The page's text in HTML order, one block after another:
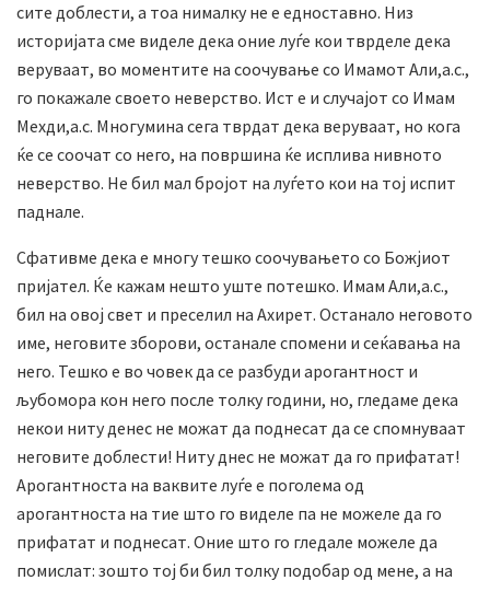
сите доблести, а тоа нималку не е едноставно. Низ
историјата сме виделе дека оние луѓе кои тврделе дека
веруваат, во моментите на соочување со Имамот Али,а.с.,
го покажале своето неверство. Ист е и случајот со Имам
Мехди,а.с. Многумина сега тврдат дека веруваат, но кога
ќе се соочат со него, на површина ќе исплива нивното
неверство. Не бил мал бројот на луѓето кои на тој испит
паднале.
Сфативме дека е многу тешко соочувањето со Божјиот
пријател. Ќе кажам нешто уште потешко. Имам Али,а.с.,
бил на овој свет и преселил на Ахирет. Останало неговото
име, неговите зборови, останале спомени и сеќавања на
него. Тешко е во човек да се разбуди арогантност и
љубомора кон него после толку години, но, гледаме дека
некои ниту денес не можат да поднесат да се спомнуваат
неговите доблести! Ниту днес не можат да го прифатат!
Арогантноста на ваквите луѓе е поголема од
арогантноста на тие што го виделе па не можеле да го
прифатат и поднесат. Оние што го гледале можеле да
помислат: зошто тој би бил толку подобар од мене, а на